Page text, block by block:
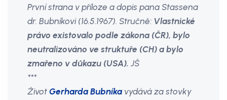
První strana v příloze a dopis pana Stassena
dr. Bubníkovi (16.5.1967). Stručně: Vlastnické
právo existovalo podle zákona (ČR), bylo
neutralizováno ve struktuře (CH) a bylo
zmařeno v důkazu (USA). JŠ
***
ŽivotGerharda Bubníka vydává za stovky